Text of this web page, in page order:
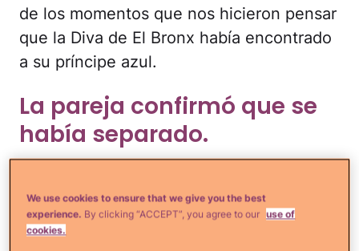
de los momentos que nos hicieron pensar
que la Diva de El Bronx había encontrado
a su príncipe azul.
La pareja confirmó que se
había separado.
We use cookies to ensure that we give you the best
experience. By clicking “ACCEPT”, you agree to our use of
cookies.